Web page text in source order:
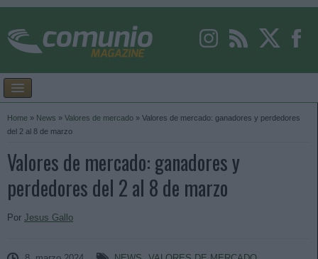
Home » News » Valores de mercado » Valores de mercado: ganadores y perdedores
del 2 al 8 de marzo
Valores de mercado: ganadores y
perdedores del 2 al 8 de marzo
Por Jesus Gallo